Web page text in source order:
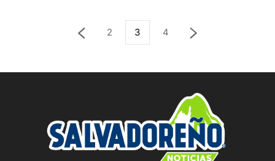
2 3 4